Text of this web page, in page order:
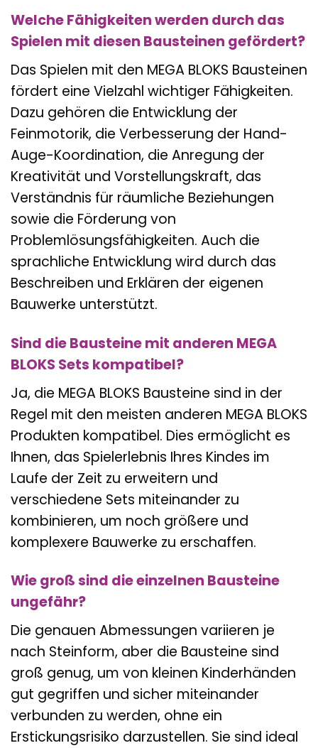
Welche Fähigkeiten werden durch das
Spielen mit diesen Bausteinen gefördert?
Das Spielen mit den MEGA BLOKS Bausteinen
fördert eine Vielzahl wichtiger Fähigkeiten.
Dazu gehören die Entwicklung der
Feinmotorik, die Verbesserung der Hand-
Auge-Koordination, die Anregung der
Kreativität und Vorstellungskraft, das
Verständnis für räumliche Beziehungen
sowie die Förderung von
Problemlösungsfähigkeiten. Auch die
sprachliche Entwicklung wird durch das
Beschreiben und Erklären der eigenen
Bauwerke unterstützt.
Sind die Bausteine mit anderen MEGA
BLOKS Sets kompatibel?
Ja, die MEGA BLOKS Bausteine sind in der
Regel mit den meisten anderen MEGA BLOKS
Produkten kompatibel. Dies ermöglicht es
Ihnen, das Spielerlebnis Ihres Kindes im
Laufe der Zeit zu erweitern und
verschiedene Sets miteinander zu
kombinieren, um noch größere und
komplexere Bauwerke zu erschaffen.
Wie groß sind die einzelnen Bausteine
ungefähr?
Die genauen Abmessungen variieren je
nach Steinform, aber die Bausteine sind
groß genug, um von kleinen Kinderhänden
gut gegriffen und sicher miteinander
verbunden zu werden, ohne ein
Erstickungsrisiko darzustellen. Sie sind ideal